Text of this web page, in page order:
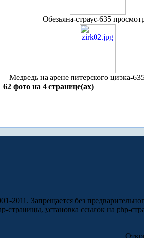
Обезьяна-страус-635
Медведь на арене питерского цирка-
62 фото на 4 странице(ах)
2011. Запрещается без
страницы, установка ссылок на php-